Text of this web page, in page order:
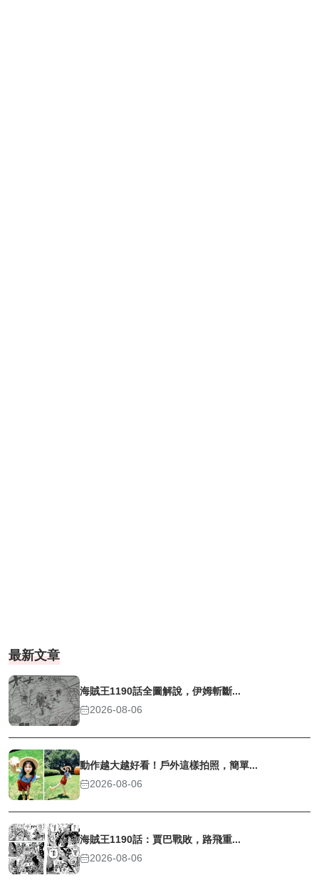
最新文章
海賊王1190話全圖解說，伊姆斬斷...
2026-08-06
動作越大越好看！戶外這樣拍照，簡單...
2026-08-06
海賊王1190話：賈巴戰敗，路飛重...
2026-08-06